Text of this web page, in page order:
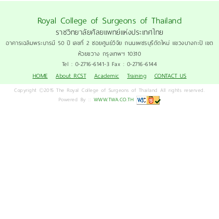
Royal College of Surgeons of Thailand
ราชวิทยาลัยศัลยแพทย์แห่งประเทศไทย
อาคารเฉลิมพระบารมี 50 ปี เลขที่ 2 ซอยศูนย์วิจัย ถนนเพชรบุรีตัดใหม่ แขวงบางกะปิ เขต
ห้วยขวาง กรุงเทพฯ 10310
Tel : 0-2716-6141-3 Fax : 0-2716-6144
HOME
About RCST Academic Training CONTACT US
Copyright ©2015 The Royal College of Surgeons of Thailand All rights reserved.
Powered By :: WWW.TWA.CO.TH